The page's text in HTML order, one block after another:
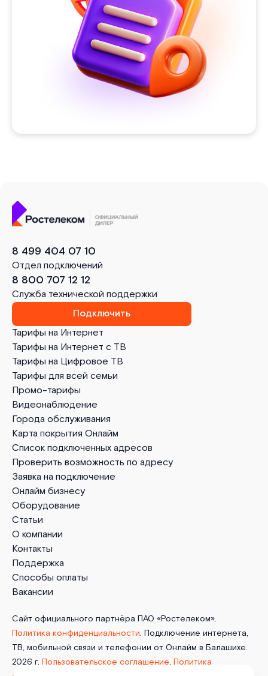
Тарифы на Интернет
Тарифы на Интернет с ТВ
Тарифы на Цифровое ТВ
Тарифы для всей семьи
Промо-тарифы
Видеонаблюдение
Города обслуживания
Карта покрытия Онлайм
Список подключенных адресов
Проверить возможность по адресу
Заявка на подключение
Онлайм бизнесу
Оборудование
Статьи
О компании
Контакты
Поддержка
Способы оплаты
Вакансии
8 499 404 07 10
Отдел подключений
8 800 707 12 12
Служба технической поддержки
Подключить
Сайт официального партнёра ПАО «Ростелеком».
Политика конфиденциальности. Подключение интернета,
ТВ, мобильной связи и телефонии от Онлайм в Балашихе.
2026 г. Пользовательское соглашение. Политика